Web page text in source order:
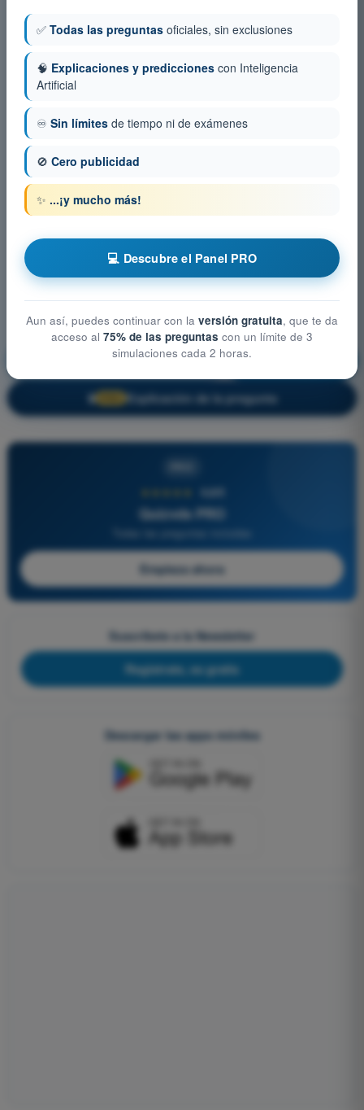
Procedimientos operacionales ¡Entrenamiento!
🔒 Explicación de la pregunta
4,6/5
Quizvds PRO
Empieza ahora
Suscríbete a la Newsletter
Regístrate, es gratis
Descargar las apps móviles
✅ Todas las preguntas oficiales, sin exclusiones
🧠 Explicaciones y predicciones con Inteligencia
Artificial
♾️ Sin límites de tiempo ni de exámenes
🚫 Cero publicidad
✨ ...¡y mucho más!
💻 Descubre el Panel PRO
Aun así, puedes continuar con la versión gratuita, que te da
acceso al 75% de las preguntas con un límite de 3
simulaciones cada 2 horas.